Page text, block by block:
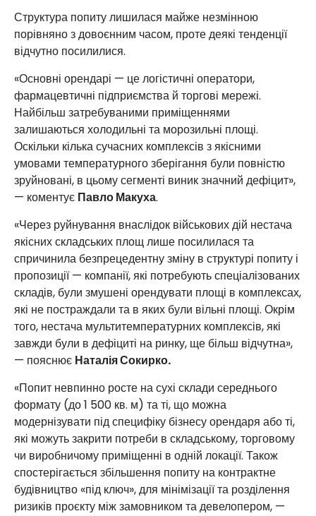
Структура попиту лишилася майже незмінною
порівняно з довоєнним часом, проте деякі тенденції
відчутно посилилися.
«Основні орендарі — це логістичні оператори,
фармацевтичні підприємства й торгові мережі.
Найбільш затребуваними приміщеннями
залишаються холодильні та морозильні площі.
Оскільки кілька сучасних комплексів з якісними
умовами температурного зберігання були повністю
зруйновані, в цьому сегменті виник значний дефіцит»,
— коментує Павло Макуха.
«Через руйнування внаслідок військових дій нестача
якісних складських площ лише посилилася та
спричинила безпрецедентну зміну в структурі попиту і
пропозиції — компанії, які потребують спеціалізованих
складів, були змушені орендувати площі в комплексах,
які не постраждали та в яких були вільні площі. Окрім
того, нестача мультитемпературних комплексів, які
завжди були в дефіциті на ринку, ще більш відчутна»,
— пояснює Наталія Сокирко.
«Попит невпинно росте на сухі склади середнього
формату (до 1 500 кв. м) та ті, що можна
модернізувати під специфіку бізнесу орендаря або ті,
які можуть закрити потреби в складському, торговому
чи виробничому приміщенні в одній локації. Також
спостерігається збільшення попиту на контрактне
будівництво «під ключ», для мінімізації та розділення
ризиків проєкту між замовником та девелопером, —